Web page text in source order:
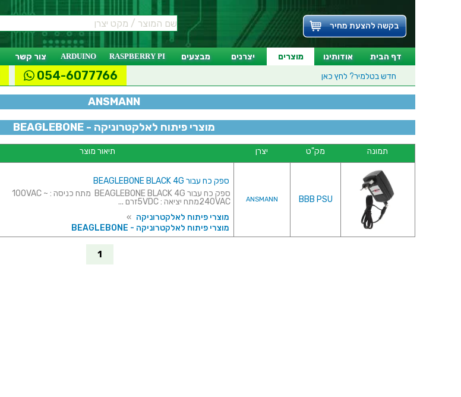
בקשה להצעת מחיר
דף הבית אודותינו מוצרים יצרנים מבצעים RASPBERRY PI
ARDUINO צור קשר
חדש בטלמיר? לחץ כאן 054-6077766
ANSMANN
מוצרי פיתוח לאלקטרוניקה - BEAGLEBONE
תמונה מק"ט יצרן תיאור מוצר
BBB PSU
ANSMANN
ספק כח עבור BEAGLEBONE BLACK 4G
ספק כח עבור BEAGLEBONE BLACK 4G מתח כניסה : 100VAC ~
240VACמתח יציאה : 5VDCזרם ...
מוצרי פיתוח לאלקטרוניקה »
מוצרי פיתוח לאלקטרוניקה - BEAGLEBONE
1